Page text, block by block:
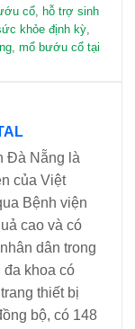
cổ ,hỗ trợ sinh
khỏe định kỳ
,mổ bướu cổ tại
Đà Nẵng là
của Việt
Bệnh viện
cao và có
dân trong
khoa có
thiết bị
bộ, có 148